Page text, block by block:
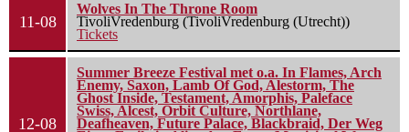
11-08
Wolves In The Throne Room
TivoliVredenburg (TivoliVredenburg (Utrecht))
Tickets
12-08
Summer Breeze Festival met o.a. In Flames, Arch
Enemy, Saxon, Lamb Of God, Alestorm, The
Ghost Inside, Testament, Amorphis, Paleface
Swiss, Alcest, Orbit Culture, Northlane,
Deafheaven, Future Palace, Blackbraid, Der Weg